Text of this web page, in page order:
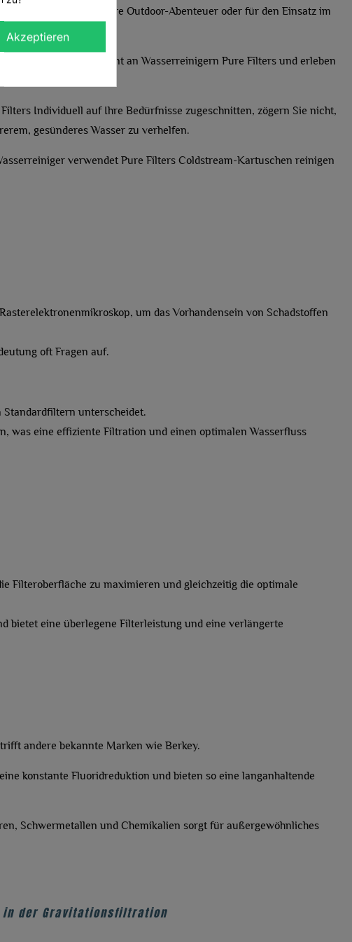
für Ihr Zuhause, für Ihre Outdoor-Abenteuer oder für den Einsatz im
suchen.
in unserem Sortiment an Wasserreinigern Pure Filters und erleben
Individuell auf Ihre Bedürfnisse zugeschnitten, zögern Sie nicht,
gesünderes Wasser zu verhelfen.
verwendet Pure Filters Coldstream-Kartuschen reinigen
um das Vorhandensein von Schadstoffen
oft Fragen auf.
Standardfiltern unterscheidet.
was eine effiziente Filtration und einen optimalen Wasserfluss
Filteroberfläche zu maximieren und gleichzeitig die optimale
bietet eine überlegene Filterleistung und eine verlängerte
andere bekannte Marken wie Berkey.
konstante Fluoridreduktion und bieten so eine langanhaltende
Schwermetallen und Chemikalien sorgt für außergewöhnliches
in der Gravitationsfiltration
ABBRECHEN
Akzeptieren